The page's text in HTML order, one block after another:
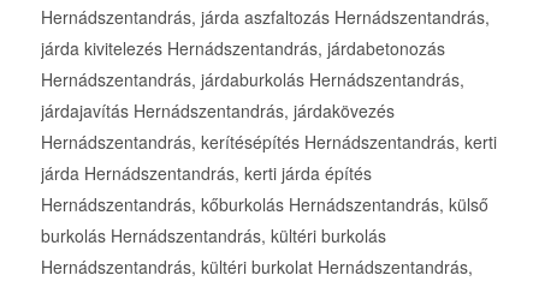
Hernádszentandrás, járda aszfaltozás Hernádszentandrás,
járda kivitelezés Hernádszentandrás, járdabetonozás
Hernádszentandrás, járdaburkolás Hernádszentandrás,
járdajavítás Hernádszentandrás, járdakövezés
Hernádszentandrás, kerítésépítés Hernádszentandrás, kerti
járda Hernádszentandrás, kerti járda építés
Hernádszentandrás, kőburkolás Hernádszentandrás, külső
burkolás Hernádszentandrás, kültéri burkolás
Hernádszentandrás, kültéri burkolat Hernádszentandrás,